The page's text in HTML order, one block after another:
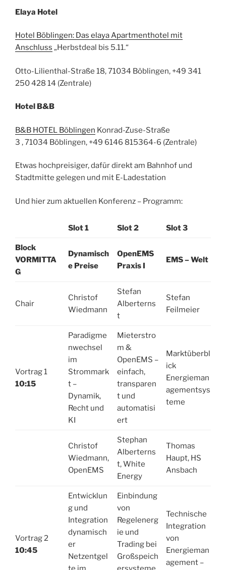
Elaya Hotel
Hotel Böblingen: Das elaya Apartmenthotel mit
Anschluss „Herbstdeal bis 5.11.“
Otto-Lilienthal-Straße 18, 71034 Böblingen, +49 341
250 428 14 (Zentrale)
Hotel B&B
B&B HOTEL Böblingen Konrad-Zuse-Straße
3 , 71034 Böblingen, +49 6146 815364-6 (Zentrale)
Etwas hochpreisiger, dafür direkt am Bahnhof und
Stadtmitte gelegen und mit E-Ladestation
Und hier zum aktuellen Konferenz – Programm:
Slot 1 Slot 2 Slot 3
Block
VORMITTA
G
Dynamisch
e Preise
OpenEMS
Praxis I
EMS – Welt
Chair
Christof
Wiedmann
Stefan
Alberterns
t
Stefan
Feilmeier
Vortrag 1
10:15
Paradigme
nwechsel
im
Strommark
t –
Dynamik,
Recht und
KI
Mieterstro
m &
OpenEMS –
einfach,
transparen
t und
automatisi
ert
Marktüberbl
ick
Energieman
agementsys
teme
Christof
Wiedmann,
OpenEMS
Stephan
Alberterns
t, White
Energy
Thomas
Haupt, HS
Ansbach
Vortrag 2
10:45
Entwicklun
g und
Integration
dynamisch
er
Netzentgel
Einbindung
von
Regelenerg
ie und
Trading bei
Großspeich
Technische
Integration
von
Energieman
agement –